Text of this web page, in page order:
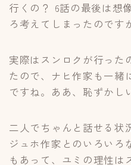
行くの？ 6話の最後は想
ろ考えてしまったのです
実際はスンロクが行った
たので、ナヒ作家も一緒
ですね。ああ、恥ずかし
二人でちゃんと話せる状
ジュホ作家とのいろいろ
もあって、ユミの理性は